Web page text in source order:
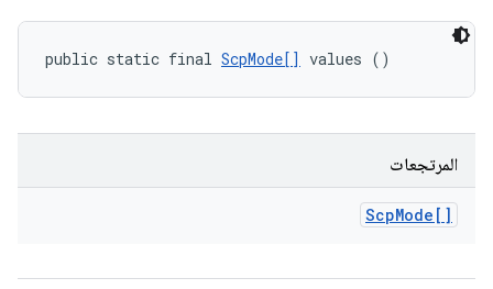
public static final ScpMode[] values ()
المرتجعات
ScpMode[]